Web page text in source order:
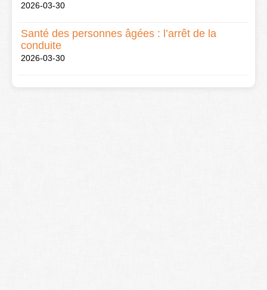
2026-03-30
Santé des personnes âgées : l’arrêt de la
conduite
2026-03-30